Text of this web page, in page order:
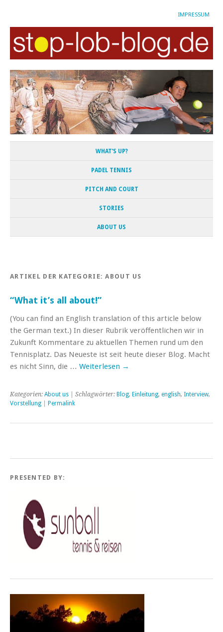
IMPRESSUM
WHAT’S UP?
PADEL TENNIS
PITCH AND COURT
STORIES
ABOUT US
ARTIKEL DER KATEGORIE:ABOUT US
“What it’s all about!”
(You can find an English translation of this article below
the German text.) In dieser Rubrik veröffentlichen wir in
Zukunft Kommentare zu aktuellen Themen rund um den
Tennisplatz. Das Neueste ist seit heute dieser Blog. Macht
es nicht Sinn, die … Weiterlesen →
Kategorien: About us | Schlagwörter: Blog, Einleitung, english, Interview,
Vorstellung
Permalink
PRESENTED BY: